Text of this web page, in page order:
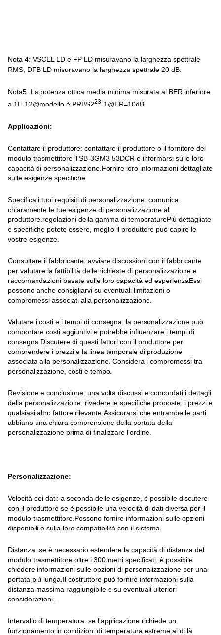
Nota 4: VSCEL LD e FP LD misuravano la larghezza spettrale
RMS, DFB LD misuravano la larghezza spettrale 20 dB.
Nota5: La potenza ottica media minima misurata al BER inferiore
a 1E-12@modello è PRBS223-1@ER=10dB.
Applicazioni:
Contattare il produttore: contattare il produttore o il fornitore del
modulo trasmettitore TSB-3GM3-53DCR e informarsi sulle loro
capacità di personalizzazione.Fornire loro informazioni dettagliate
sulle esigenze specifiche.
Specifica i tuoi requisiti di personalizzazione: comunica
chiaramente le tue esigenze di personalizzazione al
produttore.regolazioni della gamma di temperaturePiù dettagliate
e specifiche potete essere, meglio il produttore può capire le
vostre esigenze.
Consultare il fabbricante: avviare discussioni con il fabbricante
per valutare la fattibilità delle richieste di personalizzazione.e
raccomandazioni basate sulle loro capacità ed esperienzaEssi
possono anche consigliarvi su eventuali limitazioni o
compromessi associati alla personalizzazione.
Valutare i costi e i tempi di consegna: la personalizzazione può
comportare costi aggiuntivi e potrebbe influenzare i tempi di
consegna.Discutere di questi fattori con il produttore per
comprendere i prezzi e la linea temporale di produzione
associata alla personalizzazione. Considera i compromessi tra
personalizzazione, costi e tempo.
Revisione e conclusione: una volta discussi e concordati i dettagli
della personalizzazione, rivedere le specifiche proposte, i prezzi e
qualsiasi altro fattore rilevante.Assicurarsi che entrambe le parti
abbiano una chiara comprensione della portata della
personalizzazione prima di finalizzare l'ordine.
Personalizzazione:
Velocità dei dati: a seconda delle esigenze, è possibile discutere
con il produttore se è possibile una velocità di dati diversa per il
modulo trasmettitore.Possono fornire informazioni sulle opzioni
disponibili e sulla loro compatibilità con il sistema.
Distanza: se è necessario estendere la capacità di distanza del
modulo trasmettitore oltre i 300 metri specificati, è possibile
chiedere informazioni sulle opzioni di personalizzazione per una
portata più lunga.Il costruttore può fornire informazioni sulla
distanza massima raggiungibile e su eventuali ulteriori
considerazioni..
Intervallo di temperatura: se l'applicazione richiede un
funzionamento in condizioni di temperatura estreme al di là